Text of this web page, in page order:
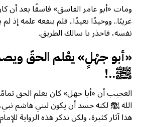
ومات «أبو عامر الفاسق» فاسقًا بعد أن
غريبًا.. ووحيدًا بعيدًا.. فلم ينفعه علمه إذ
نفسه، فاحذر يا سالك الطريق.
«أبو جهْلٍ» يعْلم الحقّ
ﷺ..!
العجيب أن «أبا جهل» كان يعلم الحق
الله ﷺ لكنه حسد أن يكون لبني هاشم
هذا آثار كثيرة، ولكن نذكر هذه الرواية